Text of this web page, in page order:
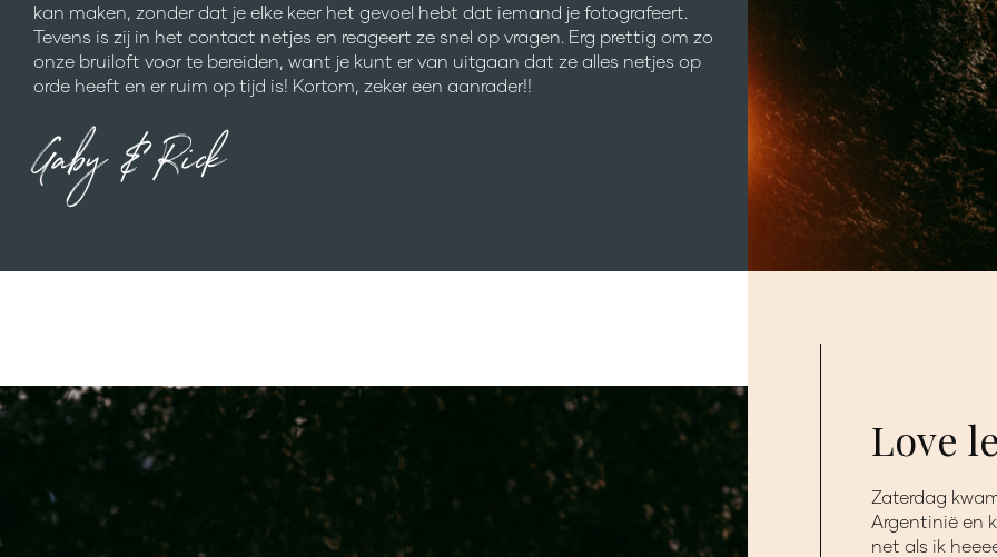
kan maken, zonder dat je elke keer het gevoel hebt dat iemand je fotografeert.
Tevens is zij in het contact netjes en reageert ze snel op vragen. Erg prettig om zo
onze bruiloft voor te bereiden, want je kunt er van uitgaan dat ze alles netjes op
orde heeft en er ruim op tijd is! Kortom, zeker een aanrader!!
Gaby & Rick
Love
Zaterdag
Argentinië en
net als ik